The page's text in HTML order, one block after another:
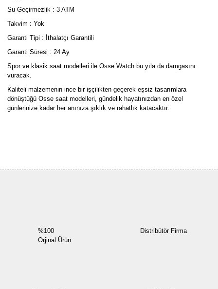
Su Geçirmezlik : 3 ATM
Takvim : Yok
Garanti Tipi : İthalatçı Garantili
Garanti Süresi : 24 Ay
Spor ve klasik saat modelleri ile Osse Watch bu yıla da damgasını
vuracak.
Kaliteli malzemenin ince bir işçilikten geçerek eşsiz tasarımlara
dönüştüğü Osse saat modelleri, gündelik hayatınızdan en özel
günlerinize kadar her anınıza şıklık ve rahatlık katacaktır.
%100
Orjinal Ürün
Distribütör Firma